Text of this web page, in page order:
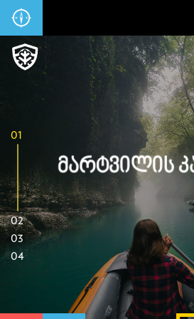
01
02
03
04
Მარტვილის